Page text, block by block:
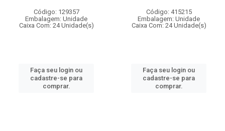
Código: 129357
Embalagem: Unidade
Caixa Com: 24 Unidade(s)
Faça seu login ou
cadastre-se para
comprar.
Código: 415215
Embalagem: Unidade
Caixa Com: 24 Unidade(s)
Faça seu login ou
cadastre-se para
comprar.